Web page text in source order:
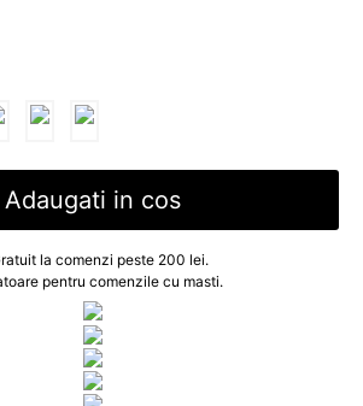
Adaugati in cos
la comenzi peste 200 lei.
pentru comenzile cu masti.